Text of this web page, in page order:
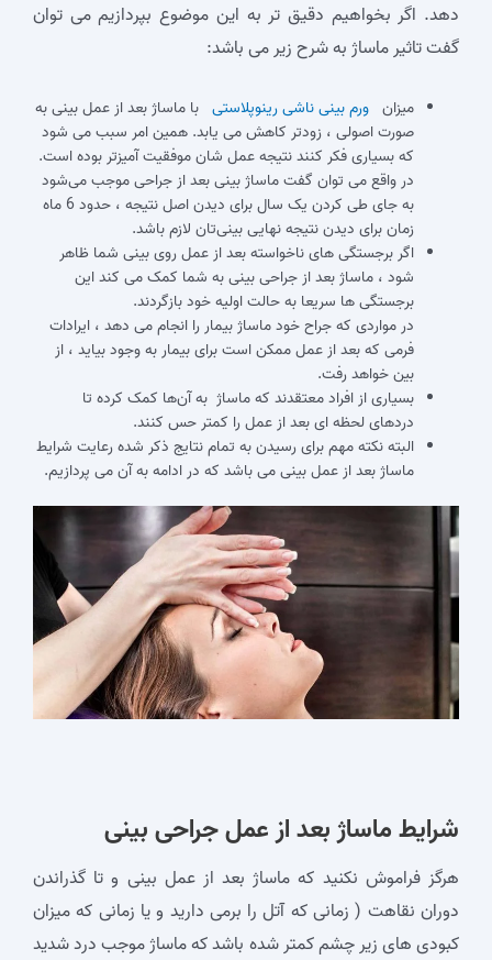
دهد. اگر بخواهیم دقیق تر به این موضوع بپردازیم می توان
گفت تاثیر ماساژ به شرح زیر می باشد:
میزان ورم بینی ناشی رینوپلاستی با ماساژ بعد از عمل بینی به
صورت اصولی ، زودتر کاهش می یابد. همین امر سبب می شود
که بسیاری فکر کنند نتیجه عمل شان موفقیت آمیزتر بوده است.
در واقع می توان گفت ماساژ بینی بعد از جراحی موجب می‌شود
به جای طی کردن یک سال برای دیدن اصل نتیجه ، حدود 6 ماه
زمان برای دیدن نتیجه نهایی بینی‌تان لازم باشد.
اگر برجستگی های ناخواسته بعد از عمل روی بینی شما ظاهر
شود ، ماساژ بعد از جراحی بینی به شما کمک می کند این
برجستگی ها سریعا به حالت اولیه خود بازگردند.
در مواردی که جراح خود ماساژ بیمار را انجام می دهد ، ایرادات
فرمی که بعد از عمل ممکن است برای بیمار به وجود بیاید ، از
بین خواهد رفت.
بسیاری از افراد معتقدند که ماساژ به آن‌ها کمک کرده تا
دردهای لحظه ای بعد از عمل را کمتر حس کنند.
البته نکته مهم برای رسیدن به تمام نتایج ذکر شده رعایت شرایط
ماساژ بعد از عمل بینی می باشد که در ادامه به آن می پردازیم.
شرایط ماساژ بعد از عمل جراحی بینی
هرگز فراموش نکنید که ماساژ بعد از عمل بینی و تا گذراندن
دوران نقاهت ( زمانی که آتل را برمی دارید و یا زمانی که میزان
کبودی های زیر چشم کمتر شده باشد که ماساژ موجب درد شدید